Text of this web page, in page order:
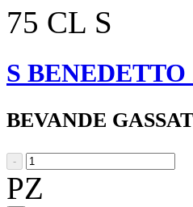
S BENEDETTO
BEVANDE
-
PZ